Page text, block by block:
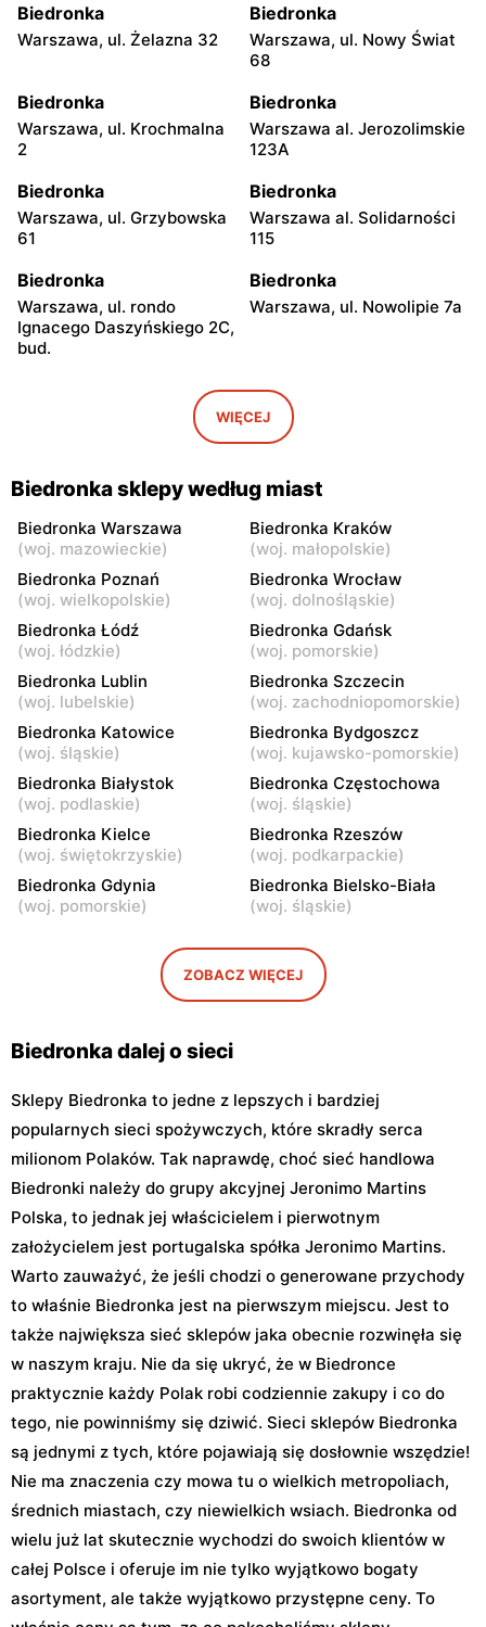
Biedronka
Warszawa, ul. Żelazna 32
Biedronka
Warszawa, ul. Nowy Świat
68
Biedronka
Warszawa, ul. Krochmalna
2
Biedronka
Warszawa al. Jerozolimskie
123A
Biedronka
Warszawa, ul. Grzybowska
61
Biedronka
Warszawa al. Solidarności
115
Biedronka
Warszawa, ul. rondo
Ignacego Daszyńskiego 2C,
bud.
Biedronka
Warszawa, ul. Nowolipie 7a
Warszawa, ul. Ogrodowa 58
Biedronka
Warszawa al. Solidarności
86 88
Biedronka
Warszawa, ul. Dobra 42
Biedronka
Warszawa, ul. Juliana
Ursyna Niemcewicza 8
Biedronka
Warszawa, ul. Solec 24
Biedronka
Warszawa, ul. Juliana
Ursyna Niemcewicza 26
Biedronka
Warszawa, ul.
Bonifraterska 6
Biedronka
Warszawa, ul. Górnośląska
6
Biedronka
Warszawa, ul. Leszno 15
Biedronka
Warszawa, ul. Stanisława
Dubois 5A
Biedronka
Warszawa, ul. Puławska
111b
Biedronka
Warszawa, ul. Dzika 4
Warszawa, ul. Obozowa 16 Warszawa, ul. Targowa 24
11
Biedronka
WIĘCEJ
Biedronka sklepy według miast
Biedronka Warszawa
(woj. mazowieckie)
Biedronka Kraków
(woj. małopolskie)
Biedronka Poznań
(woj. wielkopolskie)
Biedronka Wrocław
(woj. dolnośląskie)
Biedronka Łódź
(woj. łódzkie)
Biedronka Gdańsk
(woj. pomorskie)
Biedronka Lublin
(woj. lubelskie)
Biedronka Szczecin
(woj. zachodniopomorskie)
Biedronka Katowice
(woj. śląskie)
Biedronka Bydgoszcz
(woj. kujawsko-pomorskie)
Biedronka Białystok
(woj. podlaskie)
Biedronka Częstochowa
(woj. śląskie)
Biedronka Kielce
(woj. świętokrzyskie)
Biedronka Rzeszów
(woj. podkarpackie)
Biedronka Gdynia
(woj. pomorskie)
Biedronka Bielsko-Biała
(woj. śląskie)
ZOBACZ WIĘCEJ
Biedronka dalej o sieci
Sklepy Biedronka to jedne z lepszych i bardziej
popularnych sieci spożywczych, które skradły serca
milionom Polaków. Tak naprawdę, choć sieć handlowa
Biedronki należy do grupy akcyjnej Jeronimo Martins
Polska, to jednak jej właścicielem i pierwotnym
założycielem jest portugalska spółka Jeronimo Martins.
Warto zauważyć, że jeśli chodzi o generowane przychody
to właśnie Biedronka jest na pierwszym miejscu. Jest to
także największa sieć sklepów jaka obecnie rozwinęła się
w naszym kraju. Nie da się ukryć, że w Biedronce
praktycznie każdy Polak robi codziennie zakupy i co do
tego, nie powinniśmy się dziwić. Sieci sklepów Biedronka
są jednymi z tych, które pojawiają się dosłownie wszędzie!
Nie ma znaczenia czy mowa tu o wielkich metropoliach,
średnich miastach, czy niewielkich wsiach. Biedronka od
wielu już lat skutecznie wychodzi do swoich klientów w
całej Polsce i oferuje im nie tylko wyjątkowo bogaty
asortyment, ale także wyjątkowo przystępne ceny. To